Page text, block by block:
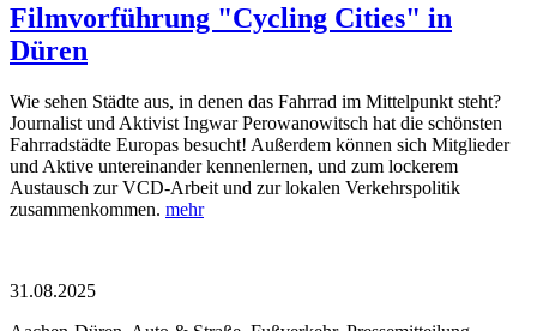
Filmvorführung "Cycling Cities" in
Düren
Wie sehen Städte aus, in denen das Fahrrad im Mittelpunkt steht?
Journalist und Aktivist Ingwar Perowanowitsch hat die schönsten
Fahrradstädte Europas besucht! Außerdem können sich Mitglieder
und Aktive untereinander kennenlernen, und zum lockerem
Austausch zur VCD-Arbeit und zur lokalen Verkehrspolitik
zusammenkommen. mehr
31.08.2025